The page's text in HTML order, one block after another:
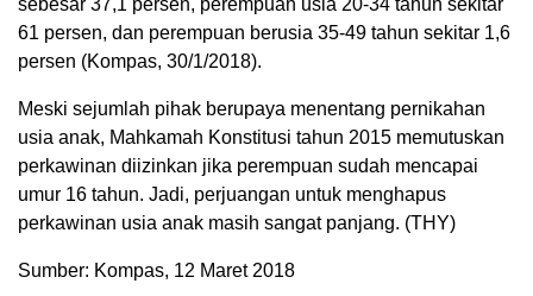
sebesar 37,1 persen, perempuan usia 20-34 tahun sekitar
61 persen, dan perempuan berusia 35-49 tahun sekitar 1,6
persen (Kompas, 30/1/2018).
Meski sejumlah pihak berupaya menentang pernikahan
usia anak, Mahkamah Konstitusi tahun 2015 memutuskan
perkawinan diizinkan jika perempuan sudah mencapai
umur 16 tahun. Jadi, perjuangan untuk menghapus
perkawinan usia anak masih sangat panjang. (THY)
Sumber: Kompas, 12 Maret 2018